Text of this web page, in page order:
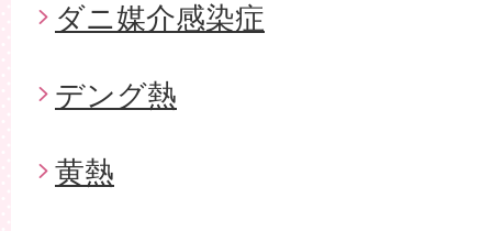
ダニ媒介感染症
デング熱
黄熱